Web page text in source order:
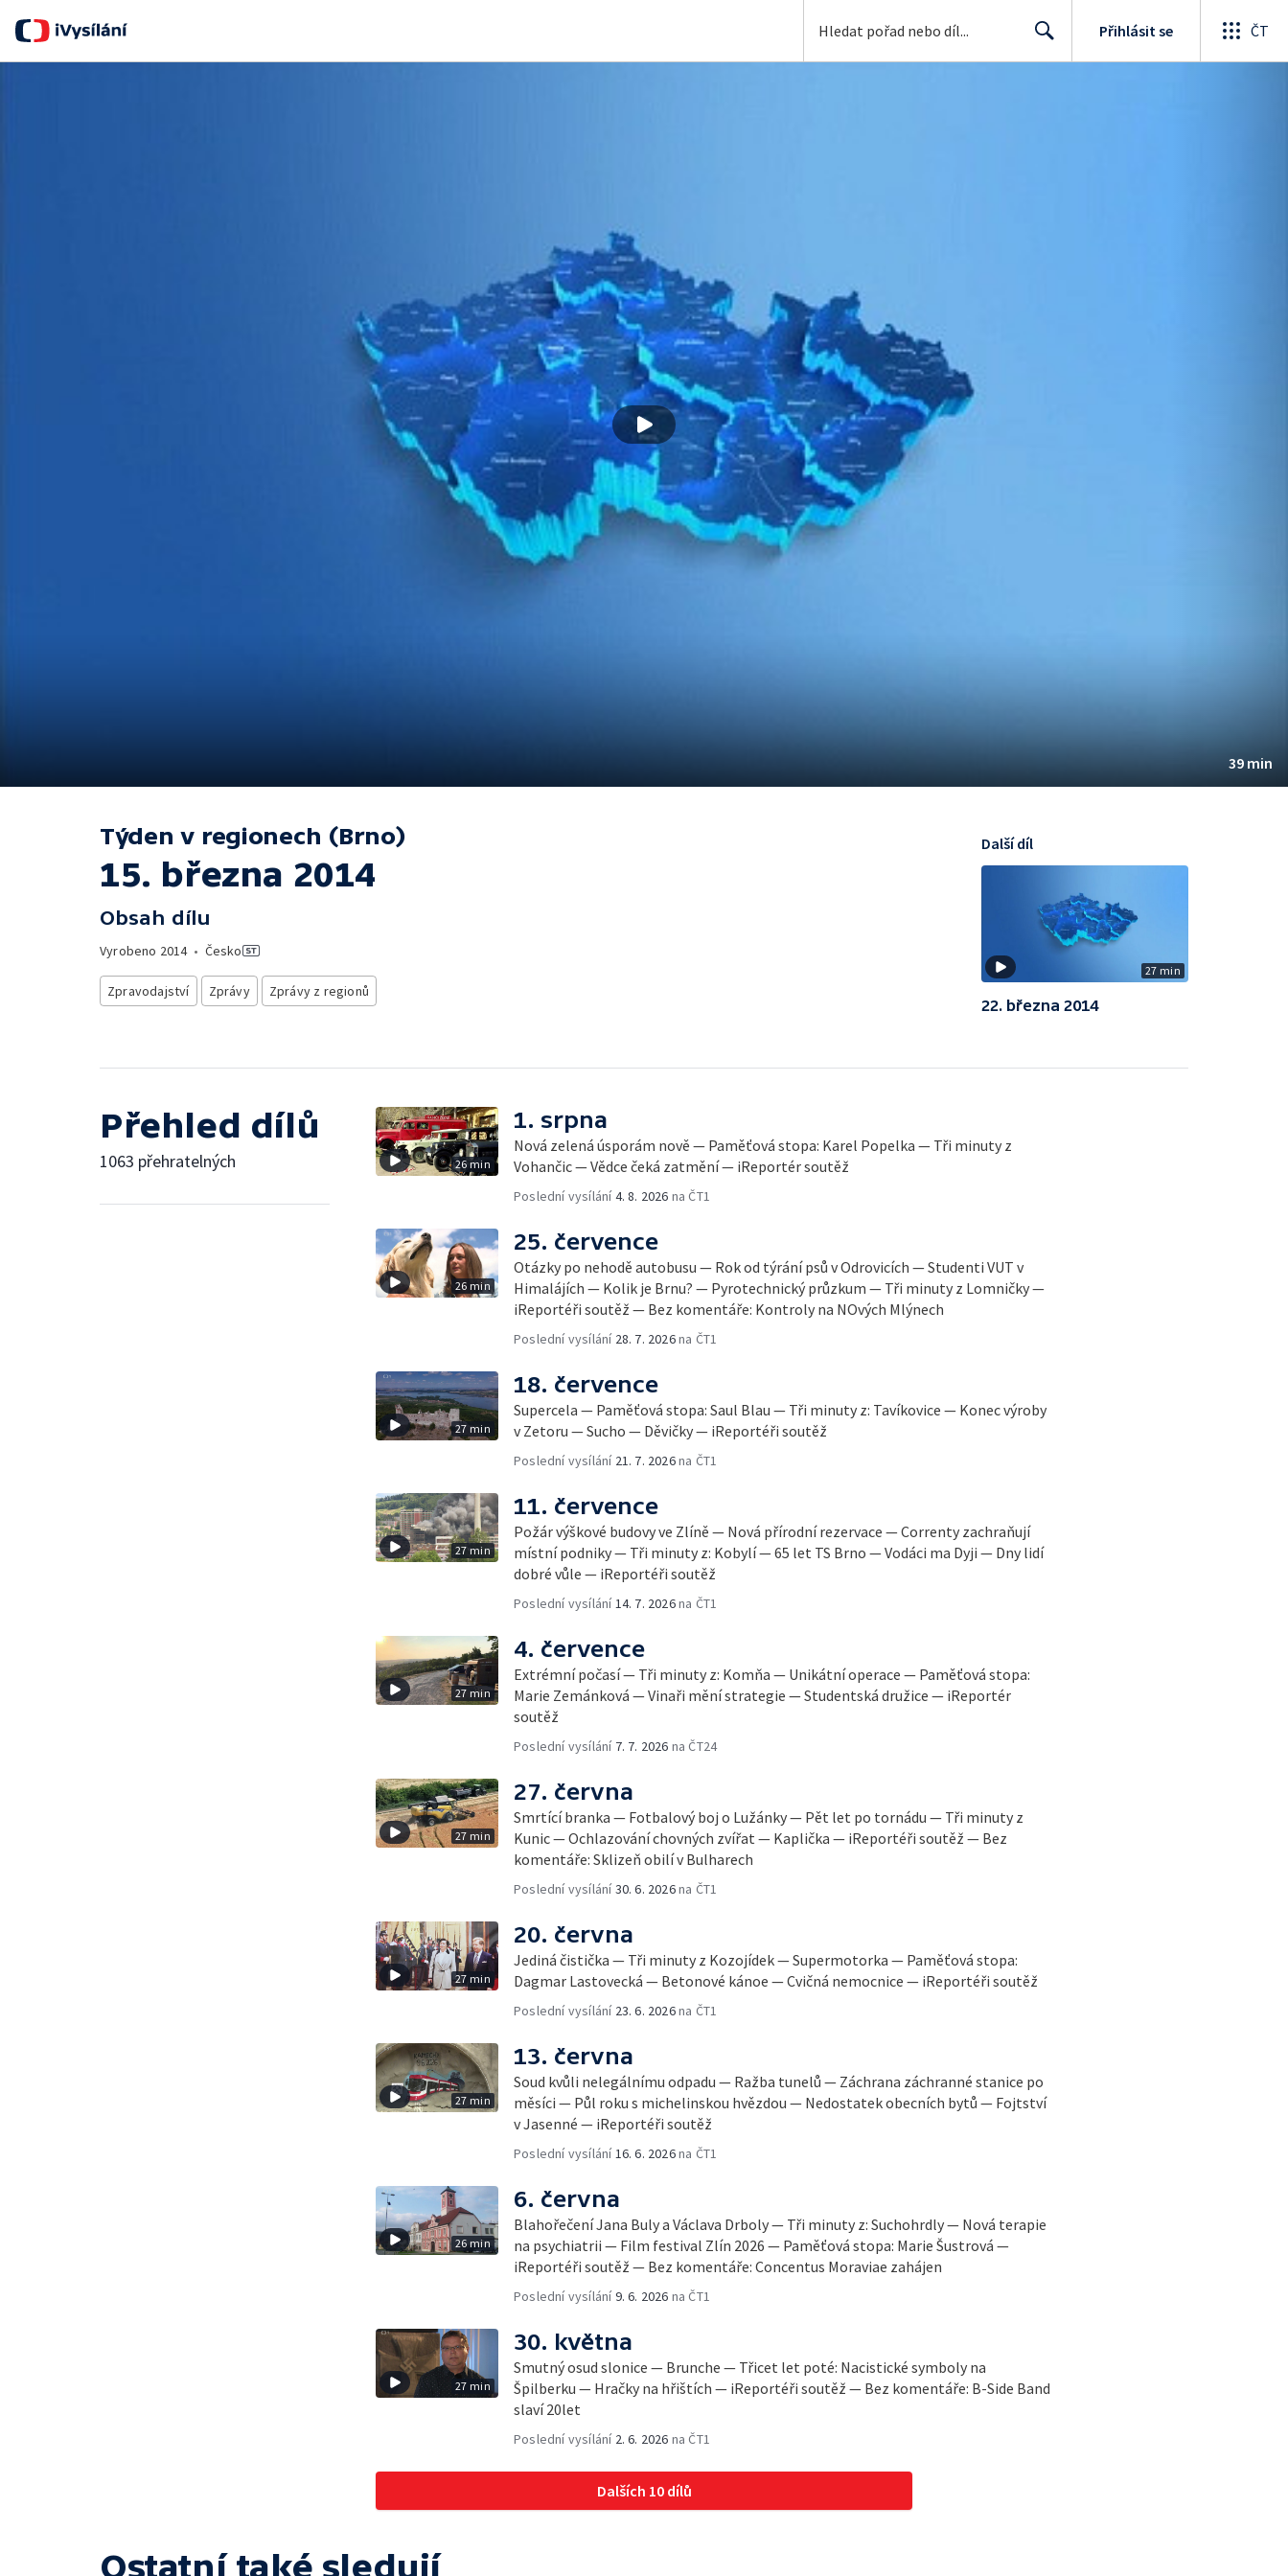
Přihlásit se ČT
39 min
Týden v regionech (Brno)
15. března 2014
Obsah dílu
Vyrobeno 2014• Česko
Zpravodajství Zprávy Zprávy z regionů
27 min
Další díl
22. března 2014
Přehled dílů
1063 přehratelných 26 min
1. srpna
Nová zelená úsporám nově — Paměťová stopa: Karel Popelka — Tři minuty z
Vohančic — Vědce čeká zatmění — iReportér soutěž
Poslední vysílání4. 8. 2026 na ČT1
26 min
25. července
Otázky po nehodě autobusu — Rok od týrání psů v Odrovicích — Studenti VUT v
Himalájích — Kolik je Brnu? — Pyrotechnický průzkum — Tři minuty z Lomničky —
iReportéři soutěž — Bez komentáře: Kontroly na NOvých Mlýnech
Poslední vysílání 28. 7. 2026na ČT1
27 min
18. července
Supercela — Paměťová stopa: Saul Blau — Tři minuty z: Tavíkovice — Konec výroby
v Zetoru — Sucho — Děvičky — iReportéři soutěž
Poslední vysílání 21. 7. 2026na ČT1
27 min
11. července
Požár výškové budovy ve Zlíně — Nová přírodní rezervace — Correnty zachraňují
místní podniky — Tři minuty z: Kobylí — 65 let TS Brno — Vodáci ma Dyji — Dny lidí
dobré vůle — iReportéři soutěž
Poslední vysílání 14. 7. 2026na ČT1
27 min
4. července
Extrémní počasí — Tři minuty z: Komňa — Unikátní operace — Paměťová stopa:
Marie Zemánková — Vinaři mění strategie — Studentská družice — iReportér
soutěž
Poslední vysílání 7. 7. 2026 na ČT24
27 min
27. června
Smrtící branka — Fotbalový boj o Lužánky — Pět let po tornádu — Tři minuty z
Kunic — Ochlazování chovných zvířat — Kaplička — iReportéři soutěž — Bez
komentáře: Sklizeň obilí v Bulharech
Poslední vysílání30. 6. 2026na ČT1
27 min
20. června
Jediná čistička — Tři minuty z Kozojídek — Supermotorka — Paměťová stopa:
Dagmar Lastovecká — Betonové kánoe — Cvičná nemocnice — iReportéři soutěž
Poslední vysílání 23. 6. 2026na ČT1
27 min
13. června
Soud kvůli nelegálnímu odpadu — Ražba tunelů — Záchrana záchranné stanice po
měsíci — Půl roku s michelinskou hvězdou — Nedostatek obecních bytů — Fojtství
v Jasenné — iReportéři soutěž
Poslední vysílání 16. 6. 2026na ČT1
26 min
6. června
Blahořečení Jana Buly a Václava Drboly — Tři minuty z: Suchohrdly — Nová terapie
na psychiatrii — Film festival Zlín 2026 — Paměťová stopa: Marie Šustrová —
iReportéři soutěž — Bez komentáře: Concentus Moraviae zahájen
Poslední vysílání9. 6. 2026 na ČT1
27 min
30. května
Smutný osud slonice — Brunche — Třicet let poté: Nacistické symboly na
Špilberku — Hračky na hřištích — iReportéři soutěž — Bez komentáře: B-Side Band
slaví 20let
Poslední vysílání 2. 6. 2026 na ČT1
Dalších 10 dílů
Ostatní také sledují